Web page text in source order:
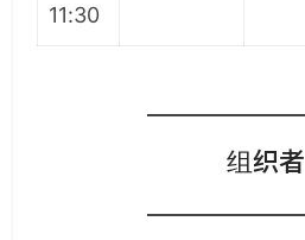
11:30
组织者